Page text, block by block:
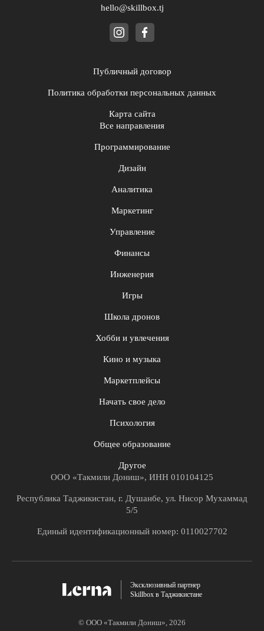
hello@skillbox.tj
Публичный договор
Политика обработки персональных данных
Карта сайта
Все направления
Программирование
Дизайн
Аналитика
Маркетинг
Управление
Финансы
Инженерия
Игры
Школа дронов
Хобби и увлечения
Кино и музыка
Маркетплейсы
Начать свое дело
Психология
Общее образование
Другое
ООО «Такмили Дониш», ИНН 010104125
Республика Таджикистан, г. Душанбе, ул. Нисор Мухаммад
5/5
Единый идентификационный номер: 0110027702
Эксклюзивный партнер
Skillbox в Таджикистане
© ООО «Такмили Дониш», 2026